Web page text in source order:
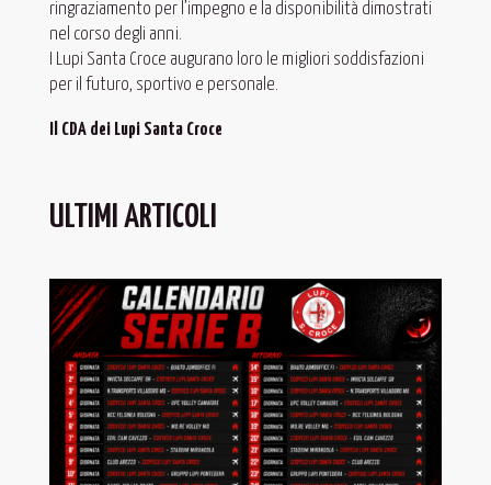
ringraziamento per l’impegno e la disponibilità dimostrati
nel corso degli anni.
I Lupi Santa Croce augurano loro le migliori soddisfazioni
per il futuro, sportivo e personale.
Il CDA dei Lupi Santa Croce
ULTIMI ARTICOLI